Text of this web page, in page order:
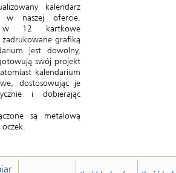
kalendarz
w naszej ofercie.
w 12 kartkowe
zadrukowane grafiką
jest dowolny,
swój projekt
kalendarium
dostosowując je
i dobierając
są metalową